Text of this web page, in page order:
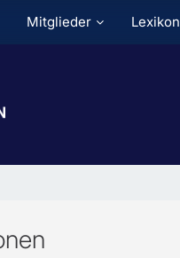
Mitglieder Lexikon